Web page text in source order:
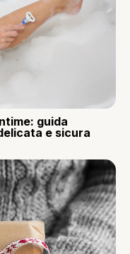
guida
e sicura